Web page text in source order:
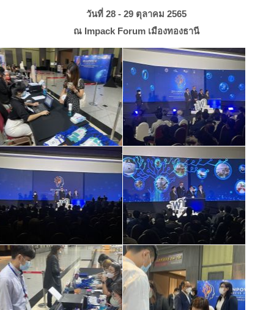
วันที่ 28 - 29 ตุลาคม 2565
ณ Impack Forum เมืองทองธานี